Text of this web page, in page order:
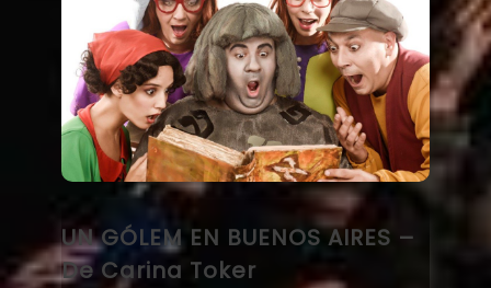
UN GÓLEM EN BUENOS AIRES –
De Carina Toker